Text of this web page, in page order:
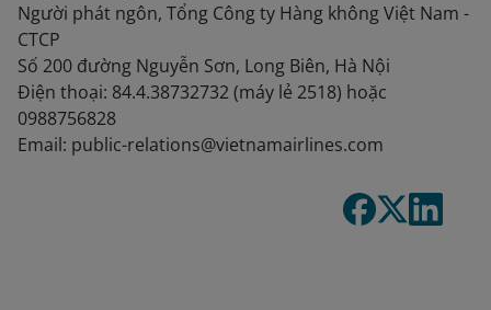
Người phát ngôn, Tổng Công ty Hàng không Việt Nam -
CTCP
Số 200 đường Nguyễn Sơn, Long Biên, Hà Nội
Ðiện thoại: 84.4.38732732 (máy lẻ 2518) hoặc
0988756828
Email: public-relations@vietnamairlines.com